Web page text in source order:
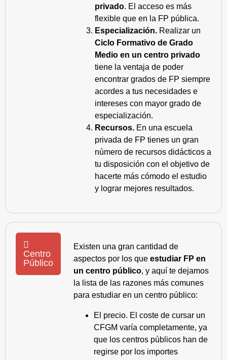
privado. El acceso es más
flexible que en la FP pública.
Especialización. Realizar un
Ciclo Formativo de Grado
Medio en un centro privado
tiene la ventaja de poder
encontrar grados de FP siempre
acordes a tus necesidades e
intereses con mayor grado de
especialización.
Recursos. En una escuela
privada de FP tienes un gran
número de recursos didácticos a
tu disposición con el objetivo de
hacerte más cómodo el estudio
y lograr mejores resultados.
Centro
Público
Existen una gran cantidad de
aspectos por los que estudiar FP en
un centro público, y aquí te dejamos
la lista de las razones más comunes
para estudiar en un centro público:
El precio. El coste de cursar un
CFGM varía completamente, ya
que los centros públicos han de
regirse por los importes